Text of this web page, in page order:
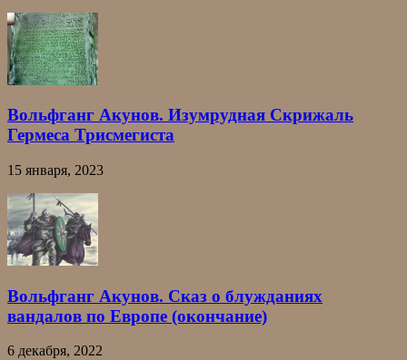
Вольфганг Акунов. Изумрудная Скрижаль
Гермеса Трисмегиста
15 января, 2023
Вольфганг Акунов. Сказ о блужданиях
вандалов по Европе (окончание)
6 декабря, 2022